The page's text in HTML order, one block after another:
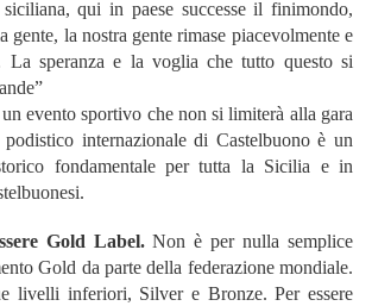
qui in paese successe il finimondo,
gente, la nostra gente rimase piacevolmente e
La speranza e la voglia che tutto questo si
evento sportivo che non si limiterà alla gara
internazionale di Castelbuono è un
fondamentale per tutta la Sicilia e in
Gold Label.Non è per nulla semplice
Gold da parte della federazione mondiale.
livelli inferiori, Silver e Bronze. Per essere